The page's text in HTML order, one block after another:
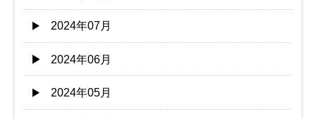
2024年07月
2024年06月
2024年05月